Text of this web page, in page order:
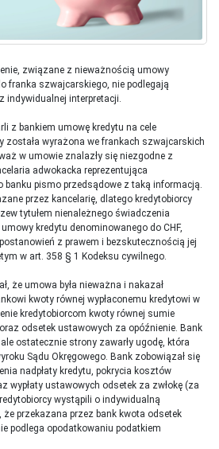
związane z nieważnością umowy
franka szwajcarskiego, nie podlegają
indywidualnej interpretacji.
z bankiem umowę kredytu na cele
została wyrażona we frankach szwajcarskich
w umowie znalazły się niezgodne z
adwokacka reprezentująca
banku pismo przedsądowe z taką informacją.
przez kancelarię, dlatego kredytobiorcy
tytułem nienależnego świadczenia
kredytu denominowanego do CHF,
z prawem i bezskutecznością jej
w art. 358 § 1 Kodeksu cywilnego.
że umowa była nieważna i nakazał
kwoty równej wypłaconemu kredytowi w
kredytobiorcom kwoty równej sumie
odsetek ustawowych za opóźnienie. Bank
ostatecznie strony zawarły ugodę, która
Sądu Okręgowego. Bank zobowiązał się
nadpłaty kredytu, pokrycia kosztów
wypłaty ustawowych odsetek za zwłokę (za
wystąpili o indywidualną
że przekazana przez bank kwota odsetek
podlega opodatkowaniu podatkiem